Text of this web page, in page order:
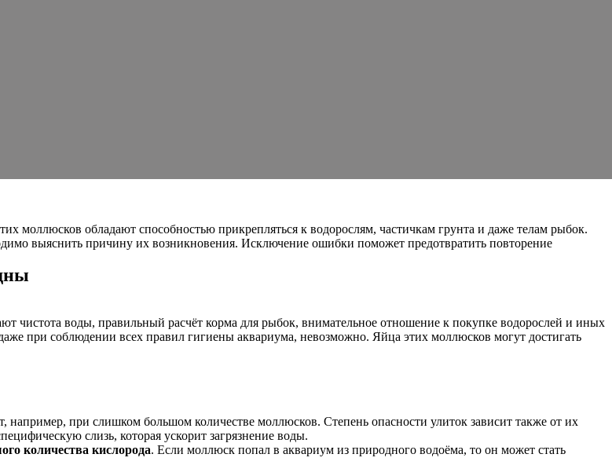
моллюсков обладают способностью прикрепляться к водорослям, частичкам грунта и даже телам рыбок.
выяснить причину их возникновения. Исключение ошибки поможет предотвратить повторение
чистота воды, правильный расчёт корма для рыбок, внимательное отношение к покупке водорослей и иных
при соблюдении всех правил гигиены аквариума, невозможно. Яйца этих моллюсков могут достигать
при слишком большом количестве моллюсков. Степень опасности улиток зависит также от их
слизь, которая ускорит загрязнение воды.
количества кислорода. Если моллюск попал в аквариум из природного водоёма, то он может стать